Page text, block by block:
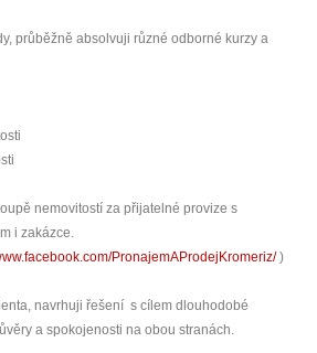
průběžně absolvuji různé odborné kurzy a
nemovitostí za přijatelné provize s
i zakázce.
PronajemAProdejKromeriz/)
navrhuji řešení s cílem dlouhodobé
a spokojenosti na obou stranách.